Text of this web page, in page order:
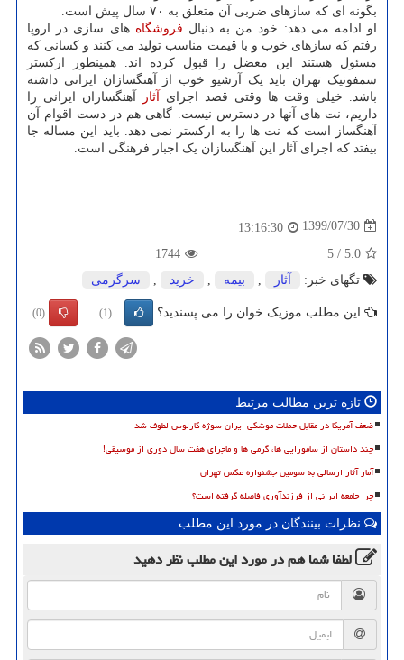
بگونه ای که سازهای ضربی آن متعلق به ۷۰ سال پیش است.
او ادامه می دهد: خود من به دنبال فروشگاه های سازی در اروپا
رفتم که سازهای خوب و با قیمت مناسب تولید می کنند و کسانی که
مسئول هستند این معضل را قبول کرده اند. همینطور ارکستر
سمفونیک تهران باید یک آرشیو خوب از آهنگسازان ایرانی داشته
باشد. خیلی وقت ها وقتی قصد اجرای
آثار
آهنگسازان ایرانی را
داریم، نت های آنها در دسترس نیست. گاهی هم در دست اقوام آن
آهنگساز است که نت ها را به ارکستر نمی دهد. باید این مساله جا
بیفتد که اجرای آثار این آهنگسازان یک اجبار فرهنگی است.
1399/07/30
13:16:30
5.0
/
5
1744
تگهای خبر:
آثار بیمه خرید سرگرمی
این مطلب موزیک خوان را می پسندید؟ (1)
(0)
تازه ترین مطالب مرتبط
ضعف آمریکا در مقابل حملات موشکی ایران سوژه کارلوس لطوف شد
چند داستان از سامورایی ها، گرمی ها و ماجرای هفت سال دوری از موسیقی!
آمار آثار ارسالی به سومین جشنواره عکس تهران
چرا جامعه ایرانی از فرزندآوری فاصله گرفته است؟
نظرات بینندگان در مورد این مطلب
لطفا شما همدر مورد این مطلبنظر دهید